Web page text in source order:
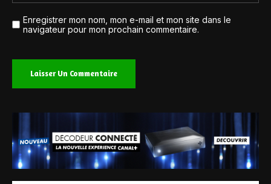
Enregistrer mon nom, mon e-mail et mon site dans le
navigateur pour mon prochain commentaire.